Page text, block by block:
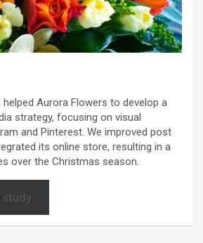
Aurora Flowers to develop a
strategy, focusing on visual
and Pinterest. We improved post
its online store, resulting in a
over the Christmas season.
study